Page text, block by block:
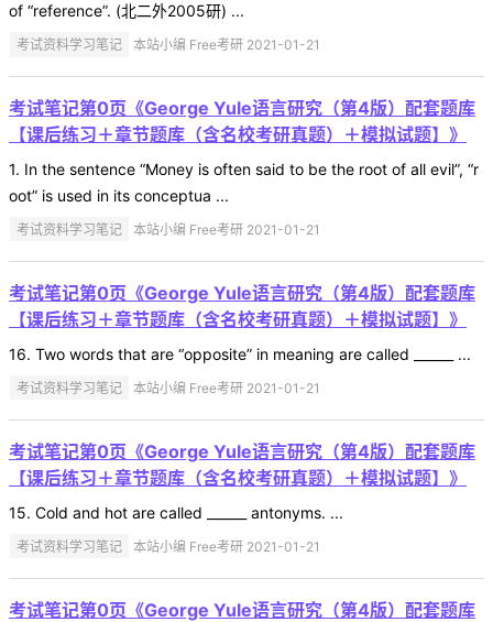
of “reference”. (北二外2005研) ...
考试资料学习笔记 本站小编 Free考研 2021-01-21
考试笔记第0页《George Yule语言研究（第4版）配套题库
【课后练习＋章节题库（含名校考研真题）＋模拟试题】》
1. In the sentence “Money is often said to be the root of all evil”, “r
oot” is used in its conceptua ...
考试资料学习笔记 本站小编 Free考研 2021-01-21
考试笔记第0页《George Yule语言研究（第4版）配套题库
【课后练习＋章节题库（含名校考研真题）＋模拟试题】》
16. Two words that are “opposite” in meaning are called ______ ...
考试资料学习笔记 本站小编 Free考研 2021-01-21
考试笔记第0页《George Yule语言研究（第4版）配套题库
【课后练习＋章节题库（含名校考研真题）＋模拟试题】》
15. Cold and hot are called ______ antonyms. ...
考试资料学习笔记 本站小编 Free考研 2021-01-21
考试笔记第0页《George Yule语言研究（第4版）配套题库